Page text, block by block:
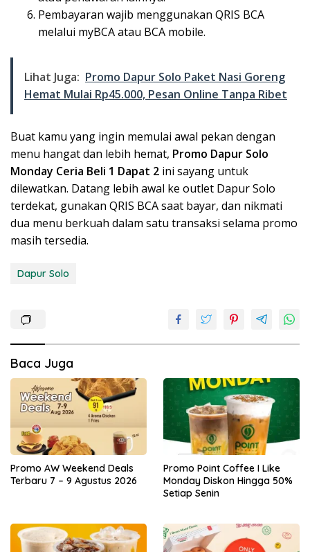
Pembayaran wajib menggunakan QRIS BCA
melalui myBCA atau BCA mobile.
Lihat Juga: Promo Dapur Solo Paket Nasi Goreng
Hemat Mulai Rp45.000, Pesan Online Tanpa Ribet
Buat kamu yang ingin memulai awal pekan dengan
menu hangat dan lebih hemat, Promo Dapur Solo
Monday Ceria Beli 1 Dapat 2 ini sayang untuk
dilewatkan. Datang lebih awal ke outlet Dapur Solo
terdekat, gunakan QRIS BCA saat bayar, dan nikmati
dua menu berkuah dalam satu transaksi selama promo
masih tersedia.
Dapur Solo
Baca Juga
Promo AW Weekend Deals
Terbaru 7 – 9 Agustus 2026
Promo Point Coffee I Like
Monday Diskon Hingga 50%
Setiap Senin